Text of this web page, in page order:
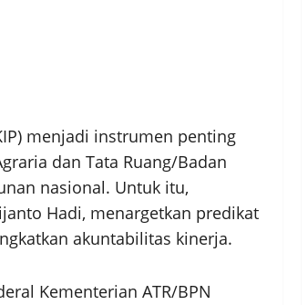
menjadi instrumen penting
dan Tata Ruang/Badan
nasional. Untuk itu,
Hadi, menargetkan predikat
akuntabilitas kinerja.
Kementerian ATR/BPN